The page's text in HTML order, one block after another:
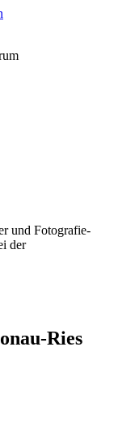
und Fotografie-
der
Ries